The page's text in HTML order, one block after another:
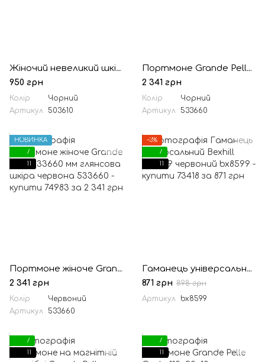
Жіночий невеликий шкіряний гаманець Grande Pelle 503610 чорний
950 грн
Колір
Чорний
Артикул
503610
Портмоне Grande Pelle 533610 мм глянсова шкіра чорне
2 341 грн
Колір
Чорний
Артикул
533660
НОВИНКА
7
11
Портмоне жіноче Grande Pelle 533660 мм глянсова шкіра червона
2 341 грн
Колір
Червоний
Артикул
533660
−3%
7
11
Гаманець універсальний Bexhill bx8599 червоний
871 грн 898 грн
Артикул
bx8599
7
11
7
11